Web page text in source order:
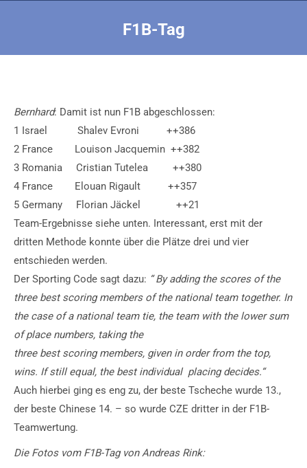
F1B-Tag
Bernhard: Damit ist nun F1B abgeschlossen:
1 Israel Shalev Evroni ++386
2 France Louison Jacquemin ++382
3 Romania Cristian Tutelea ++380
4 France Elouan Rigault ++357
5 Germany Florian Jäckel ++21
Team-Ergebnisse siehe unten. Interessant, erst mit der
dritten Methode konnte über die Plätze drei und vier
entschieden werden.
Der Sporting Code sagt dazu: “ By adding the scores of the
three best scoring members of the national team together. In
the case of a national team tie, the team with the lower sum
of place numbers, taking the
three best scoring members, given in order from the top,
wins. If still equal, the best individual placing decides.“
Auch hierbei ging es eng zu, der beste Tscheche wurde 13.,
der beste Chinese 14. – so wurde CZE dritter in der F1B-
Teamwertung.
Die Fotos vom F1B-Tag von Andreas Rink: